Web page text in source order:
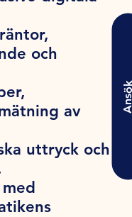
och
av
uttryck och